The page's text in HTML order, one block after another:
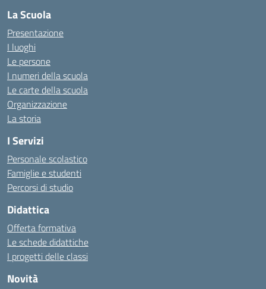
La Scuola
Presentazione
I luoghi
Le persone
I numeri della scuola
Le carte della scuola
Organizzazione
La storia
I Servizi
Personale scolastico
Famiglie e studenti
Percorsi di studio
Didattica
Offerta formativa
Le schede didattiche
I progetti delle classi
Novità